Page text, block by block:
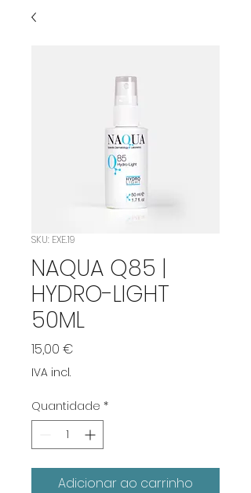
SKU: EXE.19
NAQUA Q85 |
HYDRO-LIGHT
50ML
15,00 €
IVA incl.
Quantidade *
Adicionar ao carrinho